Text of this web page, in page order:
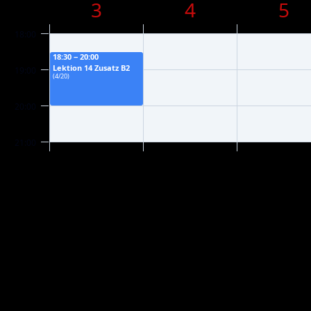
3 4 5
18:30 − 20:00
Lektion 14 Zusatz B2
(4/20)